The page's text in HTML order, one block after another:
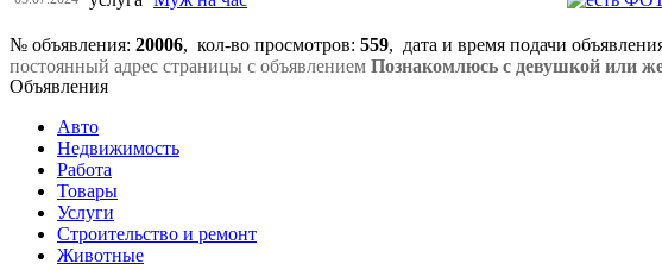
№ объявления: 20006, кол-во просмотров: 559, дата и время подачи
постоянный адрес страницы с объявлением Познакомлюсь с девушкой или
Объявления
Авто
Недвижимость
Работа
Товары
Услуги
Строительство и ремонт
Животные